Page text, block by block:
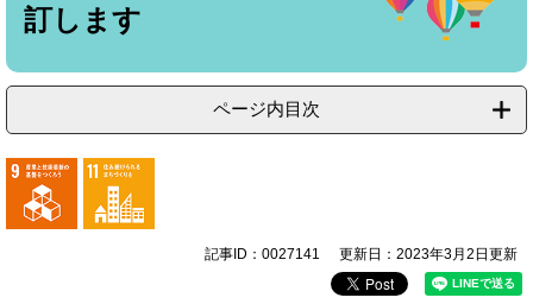
訂します
ページ内目次
記事ID：0027141 更新日：2023年3月2日更新